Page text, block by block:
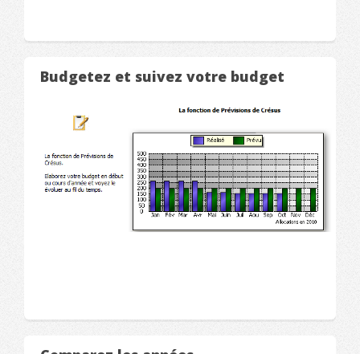
Budgetez et suivez votre budget